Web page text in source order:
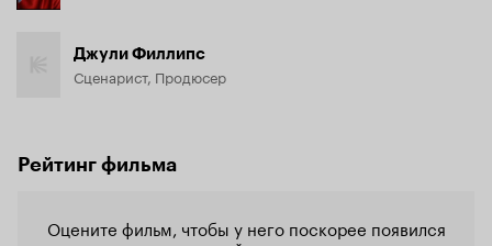
Джули Филлипс
Сценарист, Продюсер
Рейтинг фильма
Оцените фильм, чтобы у него поскорее появился